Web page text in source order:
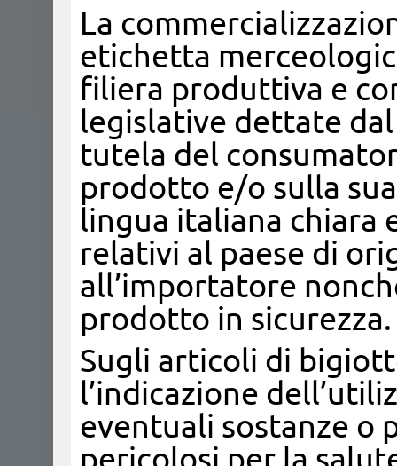
La
etichetta
filiera produttiva e
legislative dettate dal
tutela del
prodotto e/o sulla
lingua italiana chiara
relativi al paese di
all’importatore
prodotto in sicurezza.
Sugli articoli di
l’indicazione
eventuali sostanze o
pericolosi per la